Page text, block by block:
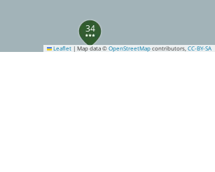
34
Leaflet | Map data © OpenStreetMap contributors, CC-BY-SA